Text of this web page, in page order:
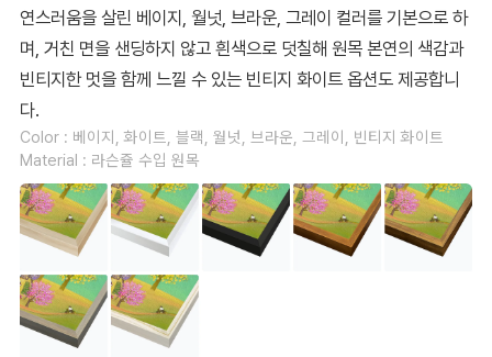
연스러움을 살린 베이지, 월넛, 브라운, 그레이 컬러를 기본으로 하
며, 거친 면을 샌딩하지 않고 흰색으로 덧칠해 원목 본연의 색감과
빈티지한 멋을 함께 느낄 수 있는 빈티지 화이트 옵션도 제공합니
다.
Color : 베이지, 화이트, 블랙, 월넛, 브라운, 그레이, 빈티지 화이트
Material : 라슨쥴 수입 원목